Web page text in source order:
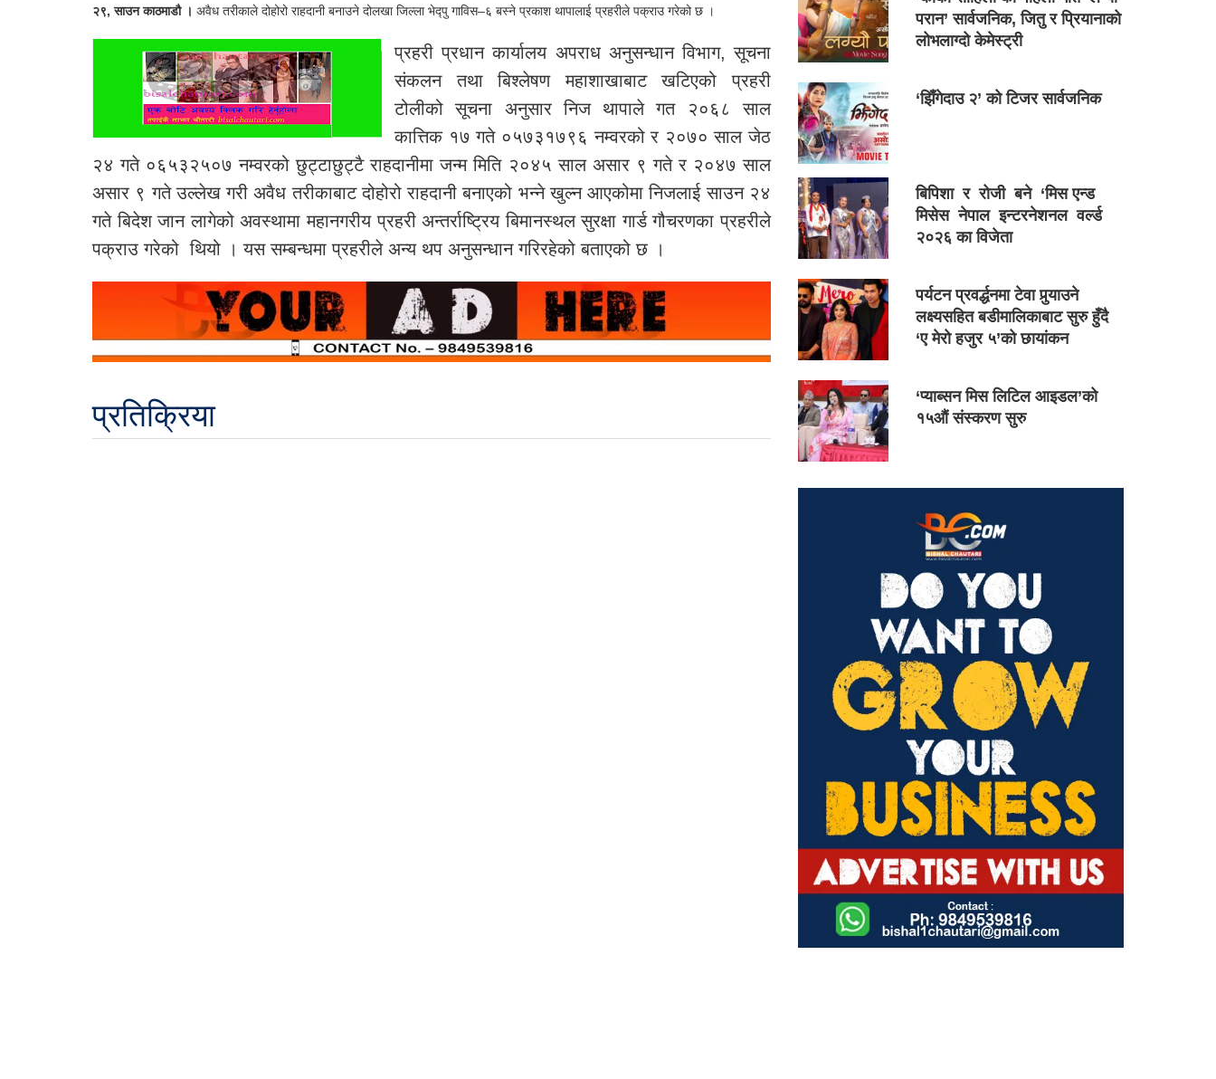
२९, साउन काठमाडौ । अवैध तरीकाले दोहोरो राहदानी बनाउने दोलखा जिल्ला भेद्पु गाविस–६ बस्ने प्रकाश थापालाई प्रहरीले पक्राउ गरेको छ ।
प्रहरी प्रधान कार्यालय अपराध अनुसन्धान विभाग, सूचना
संकलन तथा बिश्लेषण महाशाखाबाट खटिएको प्रहरी
टोलीको सूचना अनुसार निज थापाले गत २०६८ साल
कात्तिक १७ गते ०५७३१७९६ नम्वरको र २०७० साल जेठ
२४ गते ०६५३२५०७ नम्वरको छुट्टाछुट्टै राहदानीमा जन्म मिति २०४५ साल असार ९ गते र २०४७ साल
असार ९ गते उल्लेख गरी अवैध तरीकाबाट दोहोरो राहदानी बनाएको भन्ने खुल्न आएकोमा निजलाई साउन २४
गते बिदेश जान लागेको अवस्थामा महानगरीय प्रहरी अन्तर्राष्ट्रिय बिमानस्थल सुरक्षा गार्ड गौचरणका प्रहरीले
पक्राउ गरेको थियो । यस सम्बन्धमा प्रहरीले अन्य थप अनुसन्धान गरिरहेको बताएको छ ।
प्रतिक्रिया
परान’ सार्वजनिक, जितु र प्रियानाको
लोभलाग्दो केमेस्ट्री
‘झिँगेदाउ २’ को टिजर सार्वजनिक
बिपिशा र रोजी बने ‘मिस एन्ड
मिसेस नेपाल इन्टरनेशनल वर्ल्ड
२०२६ का विजेता
पर्यटन प्रवर्द्धनमा टेवा पुर्‍याउने
लक्ष्यसहित बडीमालिकाबाट सुरु हुँदै
‘ए मेरो हजुर ५’को छायांकन
‘प्याब्सन मिस लिटिल आइडल’को
१५औं संस्करण सुरु